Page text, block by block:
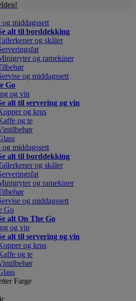
og middagssett
alt til borddekking
og skåler
og ramekiner
og middagssett
Go
og vin
alt til servering og vin
og krus
og te
og middagssett
alt til borddekking
og skåler
og ramekiner
og middagssett
Go
alt On The Go
og vin
alt til servering og vin
og krus
og te
Farge